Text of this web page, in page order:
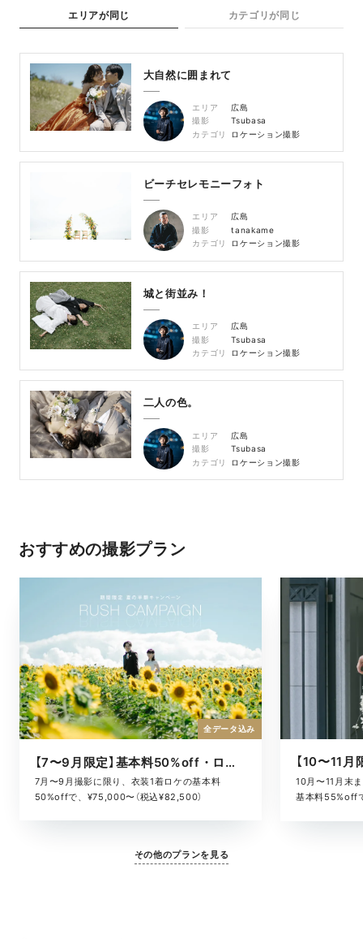
エリアが同じ カテゴリが同じ
大自然に囲まれて
エリア
広島
撮影
Tsubasa
カテゴリ
ロケーション撮影
ビーチセレモニーフォト
エリア
広島
撮影
tanakame
カテゴリ
ロケーション撮影
城と街並み！
エリア
広島
撮影
Tsubasa
カテゴリ
ロケーション撮影
二人の色。
エリア
広島
撮影
Tsubasa
カテゴリ
ロケーション撮影
おすすめの撮影プラン
【7〜9月限定】基本料50%off・ロケキャンペーン
7月〜9月撮影に限り、衣装1着ロケの基本料
50%offで、¥75,000〜（税込¥82,500）
全データ込み
10月〜11月末
基本料55%off
その他のプランを見る